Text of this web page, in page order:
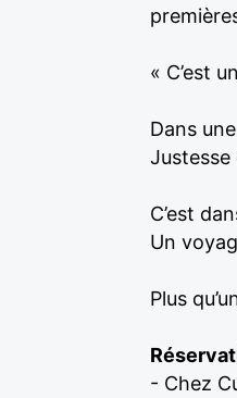
« C’est
Dans
Justesse
C’est
Un
Plus
- Chez